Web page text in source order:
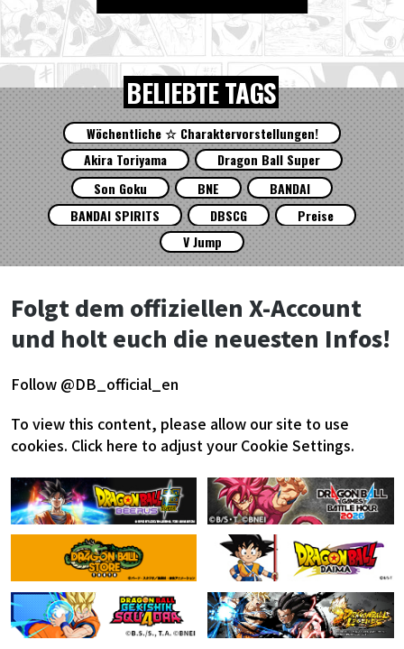
BELIEBTE TAGS
Wöchentliche ☆ Charaktervorstellungen!
Akira Toriyama
Dragon Ball Super
Son Goku
BNE
BANDAI
BANDAI SPIRITS
DBSCG
Preise
V Jump
Folgt dem offiziellen X-Account
und holt euch die neuesten Infos!
Follow @DB_official_en
To view this content, please allow our site to use
cookies. Click here to adjust your Cookie Settings.